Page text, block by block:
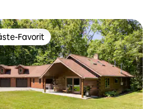
Gäste-Favorit.
Favorit